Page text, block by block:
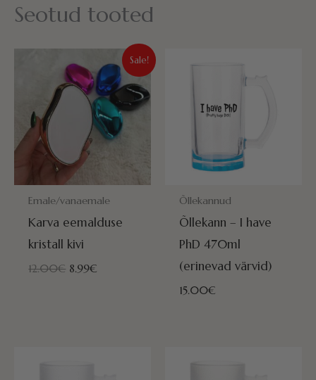
Seotud tooted
Sale!
POSTITAMISEKS VALMIS HOMME!
Emale/vanaemale
Karva eemalduse
kristall kivi
12.00€
hind
oli:
12.00€.
8.99€
Praegune
hind
on:
8.99€.
POSTITAMISEKS VALMIS
Õllekannud
Õllekann – I have
PhD 470ml
(erinevad värvid)
15.00€